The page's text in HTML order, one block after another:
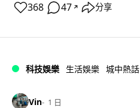
368 47 ↗ 分享
科技娛樂 生活娛樂 城中熱話
Vin 1 日